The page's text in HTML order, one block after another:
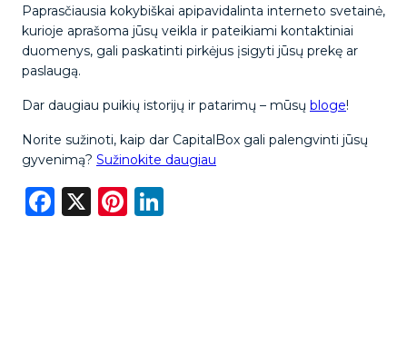
Paprasčiausia kokybiškai apipavidalinta interneto svetainė,
kurioje aprašoma jūsų veikla ir pateikiami kontaktiniai
duomenys, gali paskatinti pirkėjus įsigyti jūsų prekę ar
paslaugą.
Dar daugiau puikių istorijų ir patarimų – mūsų bloge!
Norite sužinoti, kaip dar CapitalBox gali palengvinti jūsų
gyvenimą? Sužinokite daugiau
Facebook
X Pinterest